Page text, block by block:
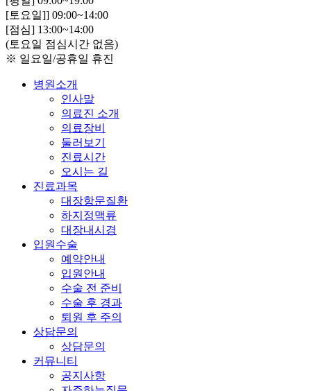
[토요일]] 09:00~14:00
[점심] 13:00~14:00
(토요일 점심시간 없음)
※ 일요일/공휴일 휴진
병원소개
인사말
의료진 소개
의료장비
둘러보기
진료시간
오시는 길
진료과목
대장항문질환
하지정맥류
대장내시경
입원수술
예약안내
입원안내
수술 전 준비
수술 후 경과
퇴원 후 주의
상담문의
상담문의
커뮤니티
공지사항